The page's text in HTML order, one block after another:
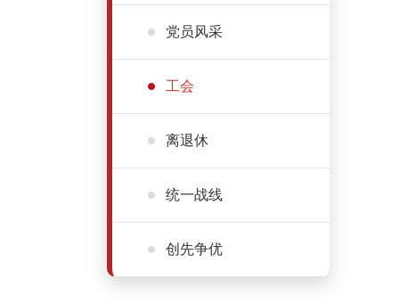
党员风采
工会
离退休
统一战线
创先争优